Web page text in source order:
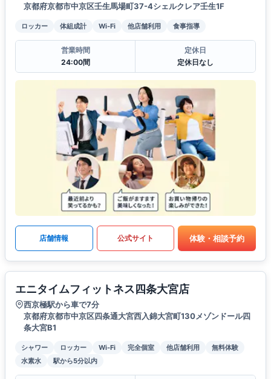
京都府京都市中京区壬生馬場町37-4シェルクレア壬生1F
ロッカー 体組成計 Wi-Fi 他店舗利用 食事指導
営業時間
24:00間
定休日
定休日なし
店舗情報 公式サイト 体験・相談予約
エニタイムフィットネス四条大宮店
西京極駅から車で7分
京都府京都市中京区四条通大宮西入錦大宮町130メゾンドール四
条大宮B1
シャワー ロッカー Wi-Fi 完全個室 他店舗利用
無料体験
水素水
駅から5分以内